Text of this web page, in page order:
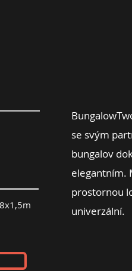
se svým
bungalov
elegantním.
prostornou
univerzální.